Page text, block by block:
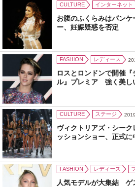
CULTURE インターネット
お腹のふくらみはパン
ー、妊娠疑惑を否定
FASHION レディース
ロスとロンドンで開催
ル』プレミア 強く美し
CULTURE ステージ
ヴィクトリアズ・シー
ッションショー、正式に
FASHION レディース
人気モデルが大集結 ゲ